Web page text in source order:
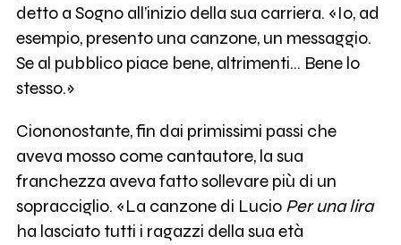
detto a Sogno all’inizio della sua carriera. «Io, ad
esempio, presento una canzone, un messaggio.
Se al pubblico piace bene, altrimenti... Bene lo
stesso.»
Ciononostante, fin dai primissimi passi che
aveva mosso come cantautore, la sua
franchezza aveva fatto sollevare più di un
sopracciglio. «La canzone di Lucio Per una lira
ha lasciato tutti i ragazzi della sua età